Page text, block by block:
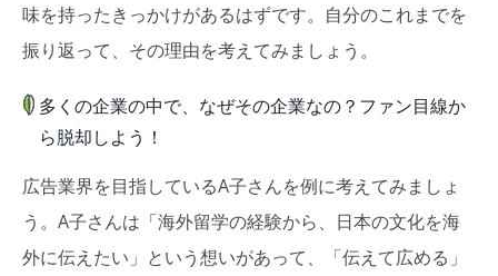
味を持ったきっかけがあるはずです。自分のこれまでを
振り返って、その理由を考えてみましょう。
多くの企業の中で、なぜその企業なの？ファン目線か
ら脱却しよう！
広告業界を目指しているA子さんを例に考えてみましょ
う。A子さんは「海外留学の経験から、日本の文化を海
外に伝えたい」という想いがあって、「伝えて広める」